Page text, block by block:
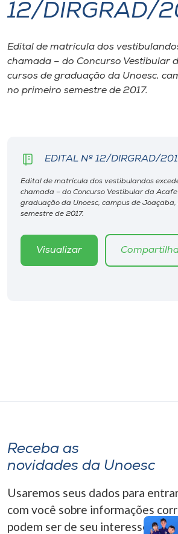
I.nova
Diplomados
Cultura
Biblioteca
Editora
Rádio
Museu
A-
12/DIRGRAD/
Edital de matrícula dos
chamada – do Concurso Vestibular
cursos de graduação da Unoesc,
no primeiro semestre de 2017.
EDITAL Nº 12/DIRGRAD/
Edital de matrícula dos vestibulandos
chamada – do Concurso Vestibular da
graduação da Unoesc, campus de Joaçaba,
semestre de 2017.
Visualizar
Receba as
novidades da Unoesc
Usaremos seus dados para
com você sobre informações
podem ser de seu interesse.